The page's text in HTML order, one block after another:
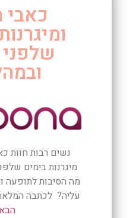
נשים רבות חוות
מיגרנות בימים
מה הסיבות לתופעה
עליה? לכתבה
הבא